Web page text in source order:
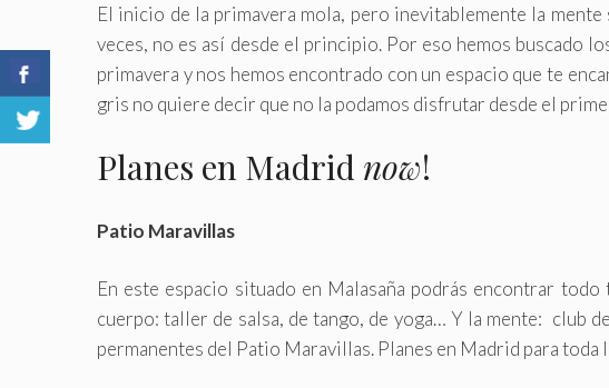
El inicio de la primavera mola, pero inevitablemente la
veces, no es así desde el principio. Por eso hemos buscado
primavera y nos hemos encontrado con un espacio que te
gris no quiere decir que no la podamos disfrutar desde el
Planes en Madrid now!
Patio Maravillas
En este espacio situado en Malasaña podrás encontrar
cuerpo: taller de salsa, de tango, de yoga… Y la mente: club
permanentes del Patio Maravillas. Planes en Madrid para toda